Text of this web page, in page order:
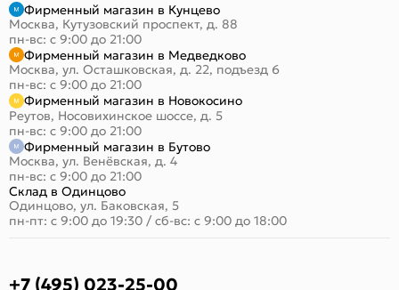
Фирменный магазин в Кунцево
Москва, Кутузовский проспект, д. 88
пн-вс: с 9:00 до 21:00
Фирменный магазин в Медведково
Москва, ул. Осташковская, д. 22, подъезд 6
пн-вс: с 9:00 до 21:00
Фирменный магазин в Новокосино
Реутов, Носовихинское шоссе, д. 5
пн-вс: с 9:00 до 21:00
Фирменный магазин в Бутово
Москва, ул. Венёвская, д. 4
пн-вс: с 9:00 до 21:00
Склад в Одинцово
Одинцово, ул. Баковская, 5
пн-пт: с 9:00 до 19:30 / сб-вс: с 9:00 до 18:00
+7 (495) 023-25-00